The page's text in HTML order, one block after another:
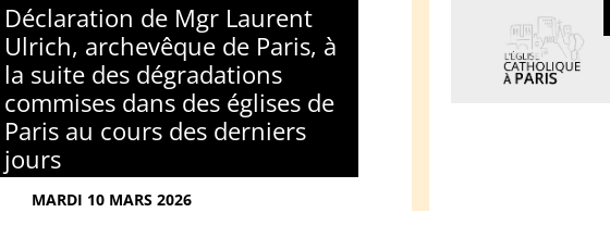
Déclaration de Mgr Laurent
Ulrich, archevêque de Paris, à
la suite des dégradations
commises dans des églises de
Paris au cours des derniers
jours
MARDI 10 MARS 2026